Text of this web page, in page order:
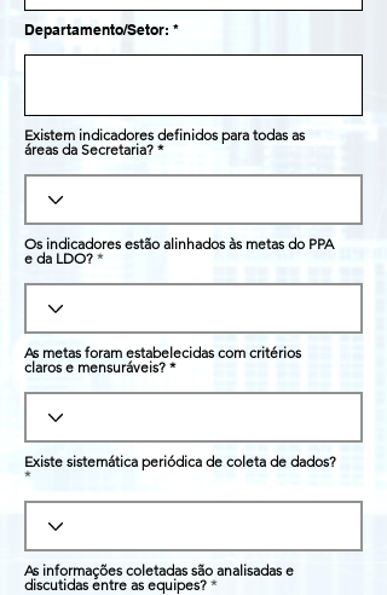
Departamento/Setor:
Existem indicadores definidos para todas as
áreas da Secretaria?
Os indicadores estão alinhados às metas do PPA
e da LDO?
As metas foram estabelecidas com critérios
claros e mensuráveis?
Existe sistemática periódica de coleta de dados?
As informações coletadas são analisadas e
discutidas entre as equipes?